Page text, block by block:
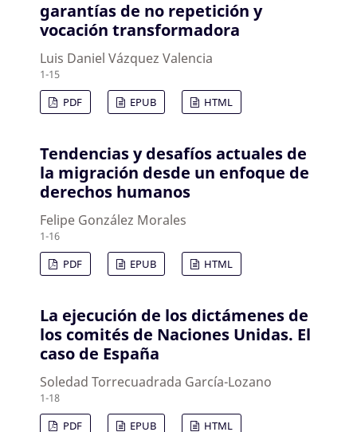
garantías de no repetición y
vocación transformadora
Luis Daniel Vázquez Valencia
1-15
PDF
EPUB HTML
Tendencias y desafíos actuales de
la migración desde un enfoque de
derechos humanos
Felipe González Morales
1-16
PDF
EPUB HTML
La ejecución de los dictámenes de
los comités de Naciones Unidas. El
caso de España
Soledad Torrecuadrada García-Lozano
1-18
PDF
EPUB HTML